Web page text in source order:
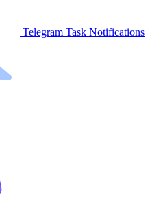
Telegram Task Notifications